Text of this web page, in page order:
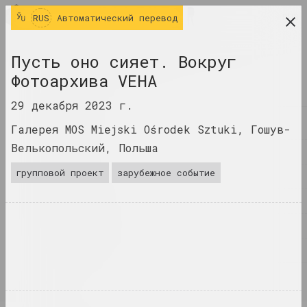
современного искусства
ЖУРНАЛ
ИНДЕКС
ИМЕНА
ТЕРМИНЫ
СОБЫТИЯ
RUS
RUS Автоматический перевод
Пусть оно сияет. Вокруг
Фотоархива VEHA
29 декабря 2023 г.
Галерея MOS Miejski Ośrodek Sztuki, Гошув-
Велькопольский, Польша
групповой проект зарубежное событие